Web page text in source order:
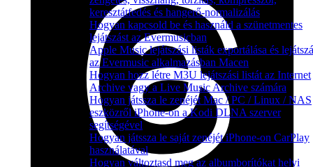
keresztátfedés és hangerő-normalizálás
Hogyan kapcsold be és használd a szünetmentes
lejátszást az Evermusicban
Apple Music lejátszási listák exportálása és
az Evermusic alkalmazásban Macen
Hogyan hozz létre M3U lejátszási listát az Internet
Archive vagy a Live Music Archive számára
Hogyan játssza le zenéjét Mac / PC / Linux / NAS
eszközről iPhone-on a Kodi DLNA szerver
segítségével
Hogyan játssza le saját zenéjét iPhone-on CarPlay
használatával
Hogyan változtasd meg az albumborítókat helyi